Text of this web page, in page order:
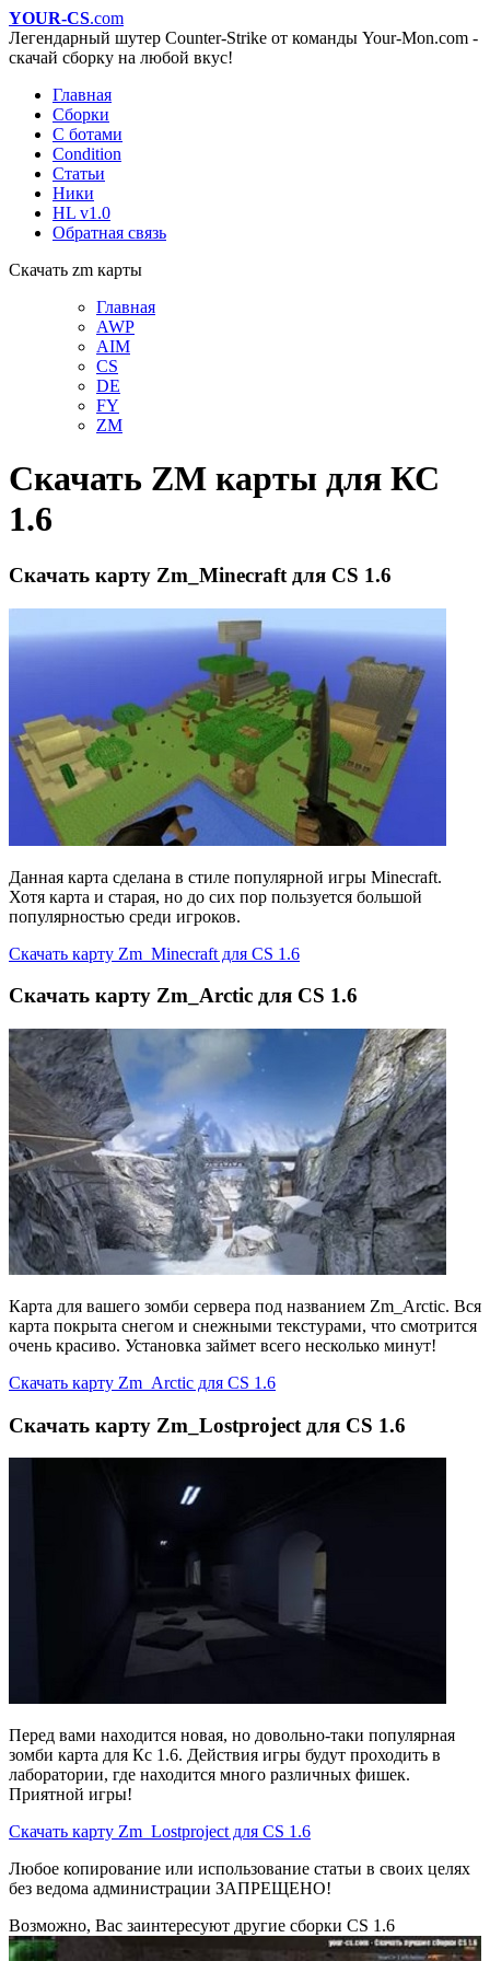
YOUR-CS.com
Легендарный шутер Counter-Strike от команды Your-Mon.com -
скачай сборку на любой вкус!
Главная
Сборки
С ботами
Condition
Статьи
Ники
HL v1.0
Обратная связь
Скачать zm карты
Главная
AWP
AIM
CS
DE
FY
ZM
Скачать ZM карты для КС
1.6
Скачать карту Zm_Minecraft для CS 1.6
Данная карта сделана в стиле популярной игры Minecraft.
Хотя карта и старая, но до сих пор пользуется большой
популярностью среди игроков.
Скачать карту Zm_Minecraft для CS 1.6
Скачать карту Zm_Arctic для CS 1.6
Карта для вашего зомби сервера под названием Zm_Arctic. Вся
карта покрыта снегом и снежными текстурами, что смотрится
очень красиво. Установка займет всего несколько минут!
Скачать карту Zm_Arctic для CS 1.6
Скачать карту Zm_Lostproject для CS 1.6
Перед вами находится новая, но довольно-таки популярная
зомби карта для Кс 1.6. Действия игры будут проходить в
лаборатории, где находится много различных фишек.
Приятной игры!
Скачать карту Zm_Lostproject для CS 1.6
Любое копирование или использование статьи в своих целях
без ведома администрации ЗАПРЕЩЕНО!
Возможно, Вас заинтересуют другие сборки CS 1.6